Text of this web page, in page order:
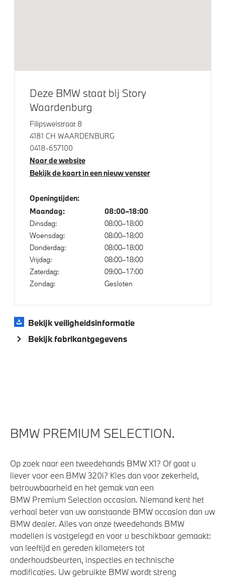
Klimaatbeheersing
3-zone aut.airconditioning
Elektrische voorzieningen
Bandenspanningsweergavesysteem
Automatisch dimmende binnen- en buitenspiegel
bestuurderzijde
Alarmsysteem klasse 3 (VbV/SCM)
Park Distance Control voor/achter (PDC)
Parkeer assistent
Parking Assistant
Achteruitrijcamera
Aandrijving en onderstel
xDrive - Vierwielaandrijving
Veiligheid
Actieve Voetgangersbescherming
Deze BMW staat bij Story
Waardenburg
Filipsweistraat 8
4181 CH WAARDENBURG
0418-657100
Naar de website
Bekijk de kaart in een nieuw venster
Openingtijden:
Maandag:
08:00–18:00
Dinsdag:
08:00–18:00
Woensdag:
08:00–18:00
Donderdag:
08:00–18:00
Vrijdag:
08:00–18:00
Zaterdag:
09:00–17:00
Zondag:
Gesloten
Bekijk veiligheidsinformatie
Bekijk fabrikantgegevens
BMW PREMIUM SELECTION.
Op zoek naar een tweedehands BMW X1? Of gaat u
liever voor een BMW 320i? Kies dan voor zekerheid,
betrouwbaarheid en het gemak van een
BMW Premium Selection occasion. Niemand kent het
verhaal beter van uw aanstaande BMW occasion dan uw
BMW dealer. Alles van onze tweedehands BMW
modellen is vastgelegd en voor u beschikbaar gemaakt:
van leeftijd en gereden kilometers tot
onderhoudsbeurten, inspecties en technische
modificaties. Uw gebruikte BMW wordt streng